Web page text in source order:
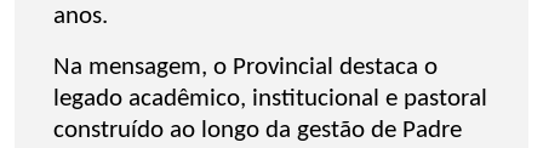
anos.
Na mensagem, o Provincial destaca o
legado acadêmico, institucional e pastoral
construído ao longo da gestão de Padre